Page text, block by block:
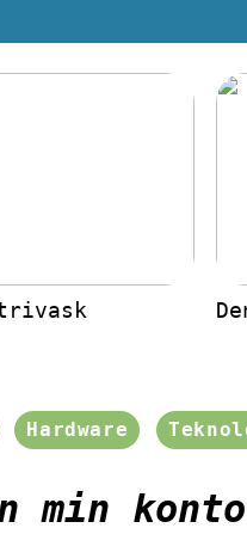
Hardware
min konto